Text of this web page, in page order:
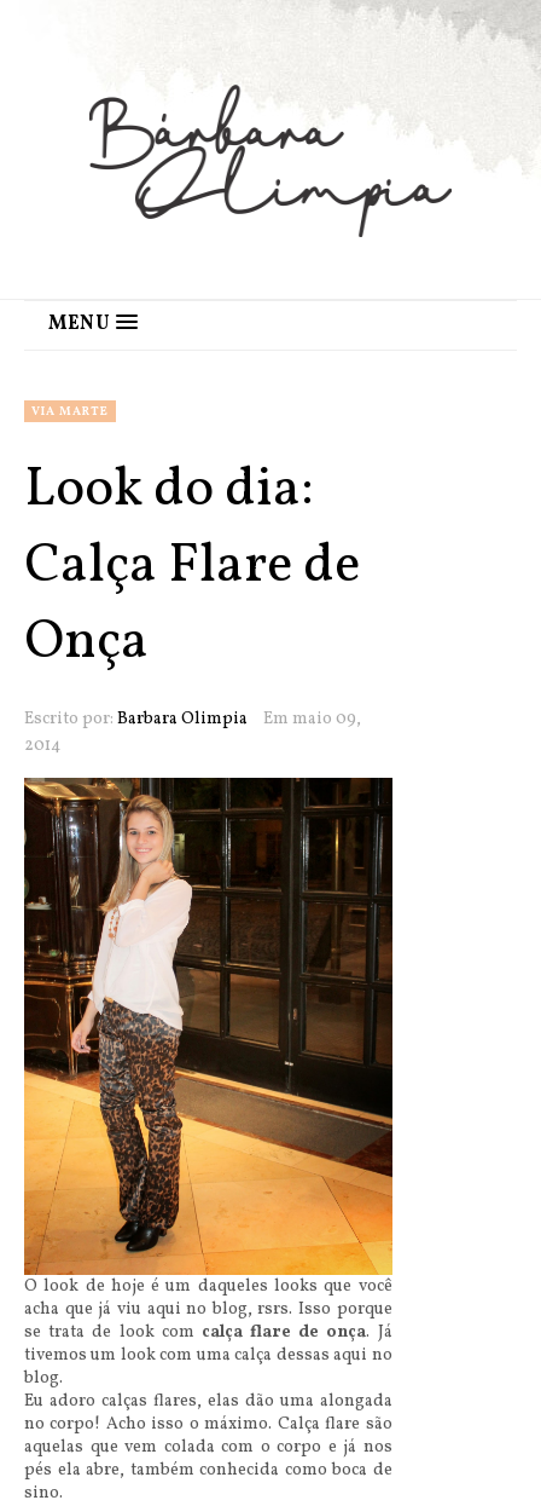
MENU
VIA MARTE
Look do dia:
Calça Flare de
Onça
Escrito por: Barbara Olimpia
Em maio 09,
2014
O look de hoje é um daqueles looks que você
acha que já viu aqui no blog, rsrs. Isso porque
se trata de look com calça flare de onça. Já
tivemos um look com uma calça dessas aqui no
blog.
Eu adoro calças flares, elas dão uma alongada
no corpo! Acho isso o máximo. Calça flare são
aquelas que vem colada com o corpo e já nos
pés ela abre, também conhecida como boca de
sino.